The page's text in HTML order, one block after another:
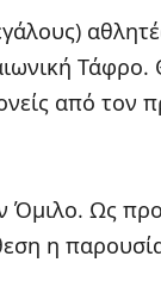
Τάφρο.
από τον
Όμιλο. Ως
η